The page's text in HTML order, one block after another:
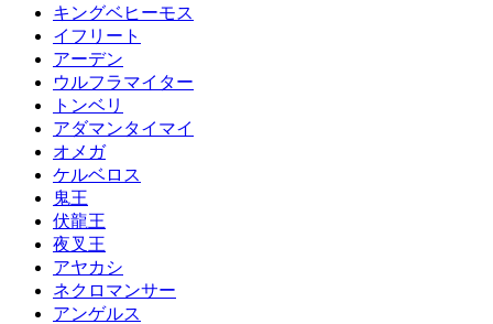
キングベヒーモス
イフリート
アーデン
ウルフラマイター
トンベリ
アダマンタイマイ
オメガ
ケルベロス
鬼王
伏龍王
夜叉王
アヤカシ
ネクロマンサー
アンゲルス